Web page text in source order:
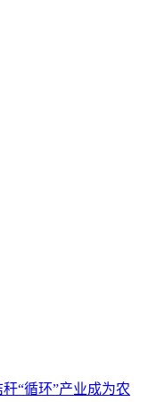
“循环”产业成为农